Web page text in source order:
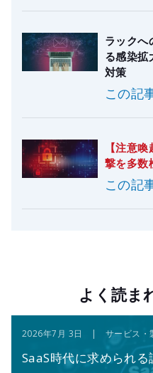
ラックへ
る感染
対策
この記
【注意
撃を多数
この記
よく読ま
2026年7月 3日 | サービス・
SaaS時代に求められ